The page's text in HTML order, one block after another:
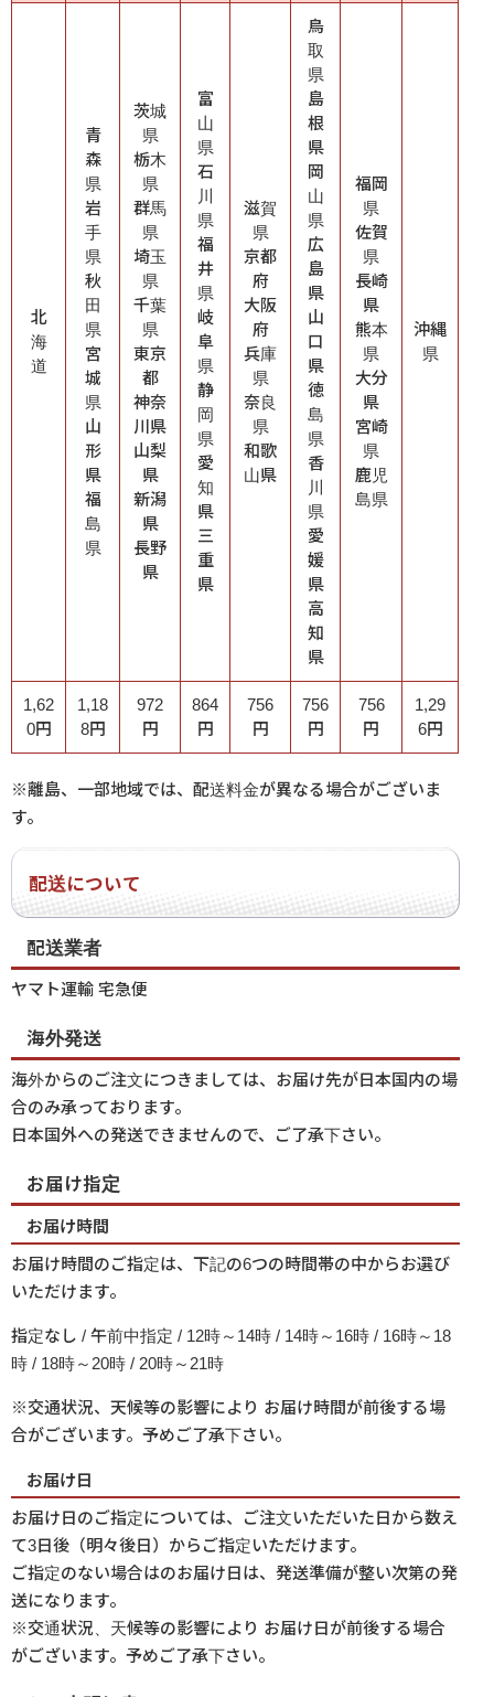
北
海
道
青
森
県
岩
手
県
秋
田
県
宮
城
県
山
形
県
福
島
県
茨城
県
栃木
県
群馬
県
埼玉
県
千葉
県
東京
都
神奈
川県
山梨
県
新潟
県
長野
県
富
山
県
石
川
県
福
井
県
岐
阜
県
静
岡
県
愛
知
県
三
重
県
滋賀
県
京都
府
大阪
府
兵庫
県
奈良
県
和歌
山県
鳥
取
県
島
根
県
岡
山
県
広
島
県
山
口
県
徳
島
県
香
川
県
愛
媛
県
高
知
県
福岡
県
佐賀
県
長崎
県
熊本
県
大分
県
宮崎
県
鹿児
島県
沖縄
県
1,62
0円
1,18
8円
972
円
864
円
756
円
756
円
756
円
1,29
6円
※離島、一部地域では、配送料金が異なる場合がございま
す。
配送について
配送業者
ヤマト運輸 宅急便
海外発送
海外からのご注文につきましては、お届け先が日本国内の場
合のみ承っております。
日本国外への発送できませんので、ご了承下さい。
お届け指定
お届け時間
お届け時間のご指定は、下記の6つの時間帯の中からお選び
いただけます。
指定なし / 午前中指定 / 12時～14時 / 14時～16時 / 16時～18
時 / 18時～20時 / 20時～21時
※交通状況、天候等の影響により お届け時間が前後する場
合がございます。予めご了承下さい。
お届け日
お届け日のご指定については、ご注文いただいた日から数え
て3日後（明々後日）からご指定いただけます。
ご指定のない場合はのお届け日は、発送準備が整い次第の発
送になります。
※交通状況、天候等の影響により お届け日が前後する場合
がございます。予めご了承下さい。